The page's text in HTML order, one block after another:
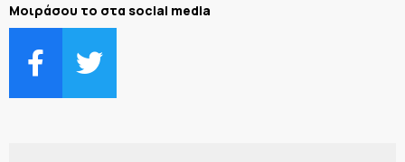
Μοιράσου το στα social media